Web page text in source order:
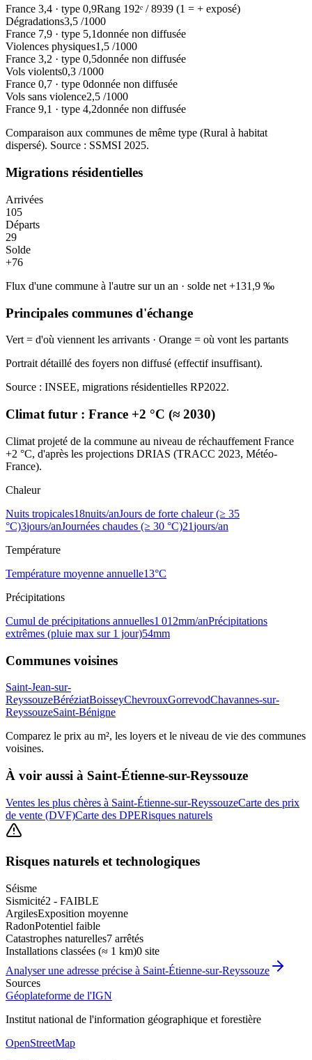
France 3,4 · type 0,9Rang 192ᵉ /8939 (1 = + exposé)
Dégradations3,5 /1000
France 7,9 · type 5,1donnée non diffusée
Violences physiques1,5 /1000
France 3,2 · type 0,5donnée non diffusée
Vols violents0,3 /1000
France 0,7 · type 0donnée non diffusée
Vols sans violence2,5 /1000
France 9,1 · type 4,2donnée non diffusée
Comparaison aux communes de même type (Rural à habitat
dispersé). Source : SSMSI 2025.
Migrations résidentielles
Arrivées
105
Départs
29
Solde
+76
Flux d'une commune à l'autre sur un an · solde net +131,9 ‰
Principales communes d'échange
Vert = d'où viennent les arrivants · Orange = où vont les partants
Portrait détaillé des foyers non diffusé (effectif insuffisant).
Source : INSEE, migrations résidentielles RP2022.
Climat futur : France +2 °C (≈ 2030)
Climat projeté de la commune au niveau de réchauffement France
+2 °C, d'après les projections DRIAS (TRACC 2023, Météo-
France).
Chaleur
Nuits tropicales18nuits/anJours de forte chaleur (≥ 35
°C)3jours/anJournées chaudes (≥ 30 °C)21jours/an
Température
Température moyenne annuelle13°C
Précipitations
Cumul de précipitations annuelles1 012mm/anPrécipitations
extrêmes (pluie max sur 1 jour)54mm
Communes voisines
Saint-Jean-sur-
ReyssouzeBéréziatBoisseyChevrouxGorrevodChavannes-sur-
ReyssouzeSaint-Bénigne
Comparez le prix au m², les loyers et le niveau de vie des communes
voisines.
À voir aussi à Saint-Étienne-sur-Reyssouze
Ventes les plus chères à Saint-Étienne-sur-ReyssouzeCarte des prix
de vente (DVF)Carte des DPERisques naturels
Risques naturels et technologiques
Séisme
Sismicité2 - FAIBLE
ArgilesExposition moyenne
RadonPotentiel faible
Catastrophes naturelles7 arrêtés
Installations classées (≈ 1 km)0 site
Analyser une adresse précise à Saint-Étienne-sur-Reyssouze
Sources
Géoplateforme de l'IGN
Institut national de l'information géographique et forestière
OpenStreetMap